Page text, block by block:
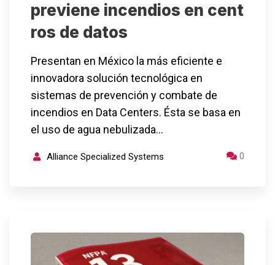
previene incendios en cent
ros de datos
Presentan en México la más eficiente e
innovadora solución tecnológica en
sistemas de prevención y combate de
incendios en Data Centers. Ésta se basa en
el uso de agua nebulizada…
Alliance Specialized Systems 0